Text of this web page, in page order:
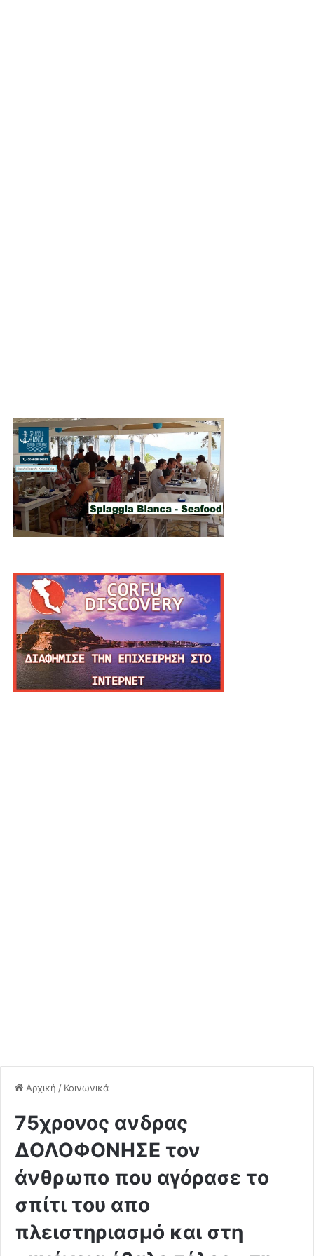
Αρχική / Κοινωνικά
75χρονος ανδρας
ΔΟΛΟΦΟΝΗΣΕ τον
άνθρωπο που αγόρασε το
σπίτι του απο
πλειστηριασμό και στη